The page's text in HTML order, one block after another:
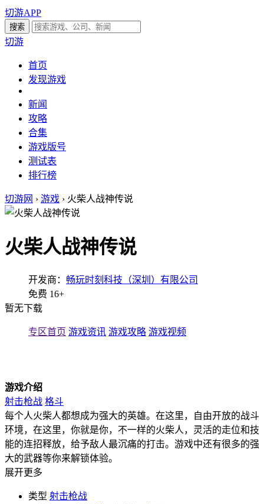
切游APP
切游
首页
发现游戏
新闻
攻略
合集
游戏版号
测试表
排行榜
切游网 › 游戏 › 火柴人战神传说
火柴人战神传说
开发商： 畅玩时刻科技（深圳）有限公司
免费 16+
暂无下载
专区首页 游戏资讯 游戏攻略 游戏视频
游戏介绍
射击枪战 格斗
每个人火柴人都想成为强大的英雄。在这里，自由开放的战斗
环境，在这里，你就是你，不一样的火柴人，灵活的走位和技
能的连招释放，给予敌人最沉痛的打击。游戏中还有很多的强
大的武器等你来解锁体验。
展开更多
类型 射击枪战